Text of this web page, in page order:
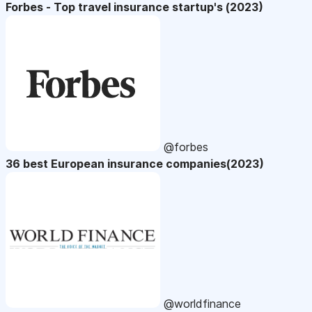
Forbes - Top travel insurance startup's (2023)
@forbes
36 best European insurance companies(2023)
@worldfinance